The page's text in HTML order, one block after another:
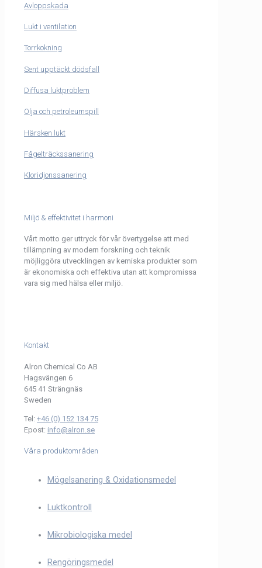
Avloppskada
Lukt i ventilation
Torrkokning
Sent upptäckt dödsfall
Diffusa luktproblem
Olja och petroleumspill
Härsken lukt
Fågelträckssanering
Kloridjonssanering
Miljö & effektivitet i harmoni
Vårt motto ger uttryck för vår övertygelse att med
tillämpning av modern forskning och teknik
möjliggöra utvecklingen av kemiska produkter som
är ekonomiska och effektiva utan att kompromissa
vara sig med hälsa eller miljö.
Kontakt
Alron Chemical Co AB
Hagsvängen 6
645 41 Strängnäs
Sweden
Tel: +46 (0) 152 134 75
Epost: info@alron.se
Våra produktområden
Mögelsanering & Oxidationsmedel
Luktkontroll
Mikrobiologiska medel
Rengöringsmedel